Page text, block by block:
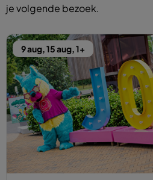
je volgende bezoek.
9 aug, 15 aug, 1+